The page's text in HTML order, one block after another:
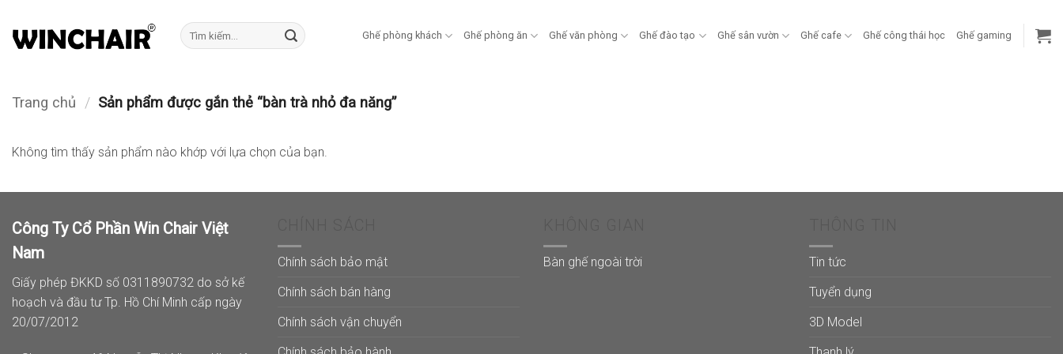
qua
Tìm
kiếm:
Ghế phòng khách Ghế phòng ăn Ghế văn phòng Ghế đào tạo Ghế sân vườn Ghế cafe Ghế công thái học Ghế gaming
Trang chủ / Sản phẩm được gắn thẻ “bàn trà nhỏ đa năng”
Không tìm thấy sản phẩm nào khớp với lựa chọn của bạn.
Công Ty Cổ Phần Win Chair Việt
Nam
Giấy phép ĐKKD số 0311890732 do sở kế
hoạch và đầu tư Tp. Hồ Chí Minh cấp ngày
20/07/2012
Chính sách bảo mật
Chính sách bán hàng
Chính sách vận chuyển
Bàn ghế ngoài trời
Tin tức
Tuyển dụng
3D Model